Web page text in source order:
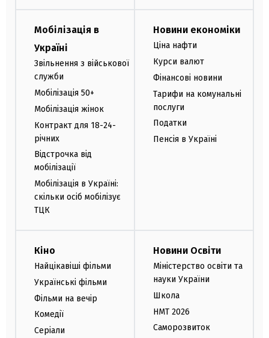
Мобілізація в
Україні
Звільнення з військової
служби
Мобілізація 50+
Мобілізація жінок
Контракт для 18-24-
річних
Відстрочка від
мобілізації
Мобілізація в Україні:
скільки осіб мобілізує
ТЦК
Новини економіки
Ціна нафти
Курси валют
Фінансові новини
Тарифи на комунальні
послуги
Податки
Пенсія в Україні
Кіно
Найцікавіші фільми
Українські фільми
Фільми на вечір
Комедії
Серіали
Новини Освіти
Міністерство освіти та
науки України
Школа
НМТ 2026
Саморозвиток